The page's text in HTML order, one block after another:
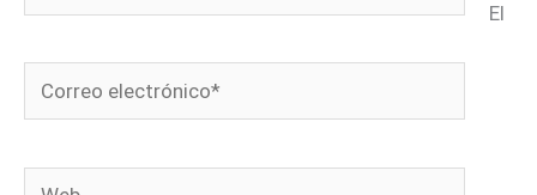
Correo
electrónico*
Web
El